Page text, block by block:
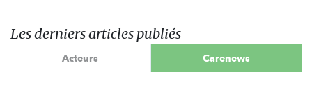
Les derniers articles publiés
Acteurs Carenews